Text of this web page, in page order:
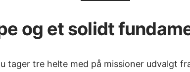
og et solidt
tager tre helte med på missioner udvalgt